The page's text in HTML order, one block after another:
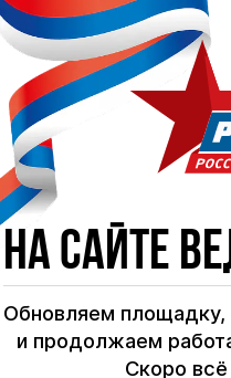
На сайте
Обновляем площадку,
и продолжаем
Скоро всё